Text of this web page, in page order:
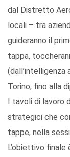
dal Distretto
locali – tra
guideranno il
tappa,
(dall’intelligenza
Torino, fino alla
I tavoli di lavoro
strategici che
tappe, nella
L’obiettivo finale